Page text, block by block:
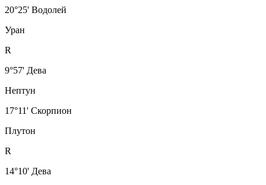
20°25' Водолей
Уран
R
9°57' Дева
Нептун
17°11' Скорпион
Плутон
R
14°10' Дева